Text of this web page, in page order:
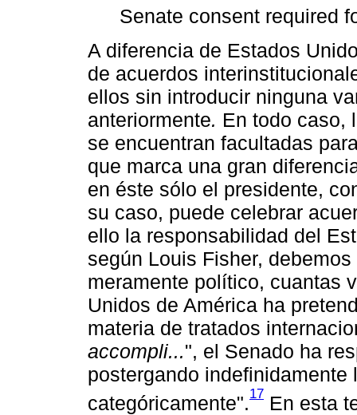
Senate consent required
A diferencia de Estados
de acuerdos
ellos sin introducir ninguna
anteriormente. En todo caso,
se encuentran facultadas
que marca una gran
en éste sólo el presidente,
su caso, puede celebrar
ello la responsabilidad del
según Louis Fisher,
meramente político, cuantas
Unidos de América ha
materia de tratados
accompli...", el Senado ha
postergando
categóricamente".17 En esta